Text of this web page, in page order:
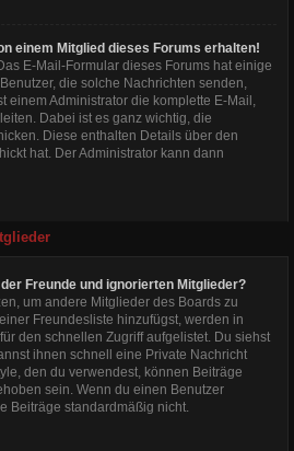
einem Mitglied dieses Forums erhalten!
E-Mail-Formular dieses Forums hat einige
die solche Nachrichten senden,
einem Administrator die komplette E-Mail,
Dabei ist es ganz wichtig, die
Diese enthalten Details über den
hat. Der Administrator kann dann
Freunde und ignorierten Mitglieder?
um andere Mitglieder des Boards zu
Freundesliste hinzufügst, werden in
den schnellen Zugriff aufgelistet. Du siehst
ihnen schnell eine Private Nachricht
den du verwendest, können Beiträge
sein. Wenn du einen Benutzer
Beiträge standardmäßig nicht.